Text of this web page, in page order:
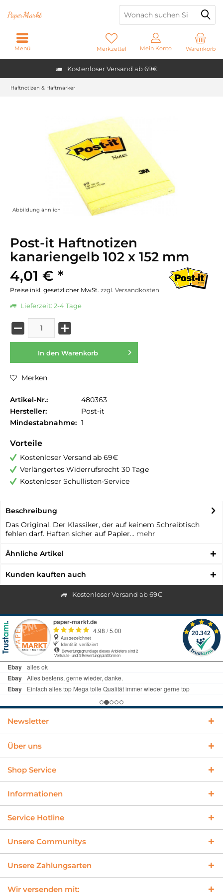
Kostenloser Versand ab 69€
PaperMarkt
Warenkorb
Merkzettel Mein Konto
Menü
Haftnotizen & Haftmarker
Abbildung ähnlich
Post-it Haftnotizen
kanariengelb 102 x 152 mm
4,01 € *
Preise inkl. gesetzlicher MwSt. zzgl. Versandkosten
Lieferzeit: 2-4 Tage
In den Warenkorb
Merken
Artikel-Nr.:
480363
Hersteller:
Post-it
Mindestabnahme: 1
Vorteile
Kostenloser Versand ab 69€
Verlängertes Widerrufsrecht 30 Tage
Kostenloser Schullisten-Service
Beschreibung
Das Original. Der Klassiker, der auf keinem Schreibtisch
fehlen darf. Haften sicher auf Papier... mehr
Ähnliche Artikel
Kunden kauften auch
Kostenloser Versand ab 69€
Newsletter
Über uns
Shop Service
Informationen
Service Hotline
Unsere Communitys
Unsere Zahlungsarten
Wir versenden mit: